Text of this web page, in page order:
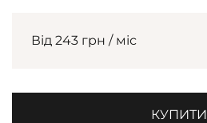
Від 243 грн / міс
КУПИТИ